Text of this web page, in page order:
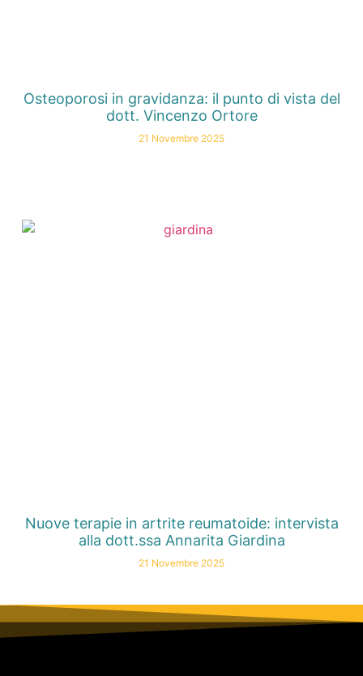
Osteoporosi in gravidanza: il punto di vista del
dott. Vincenzo Ortore
21 Novembre 2025
Nuove terapie in artrite reumatoide: intervista
alla dott.ssa Annarita Giardina
21 Novembre 2025